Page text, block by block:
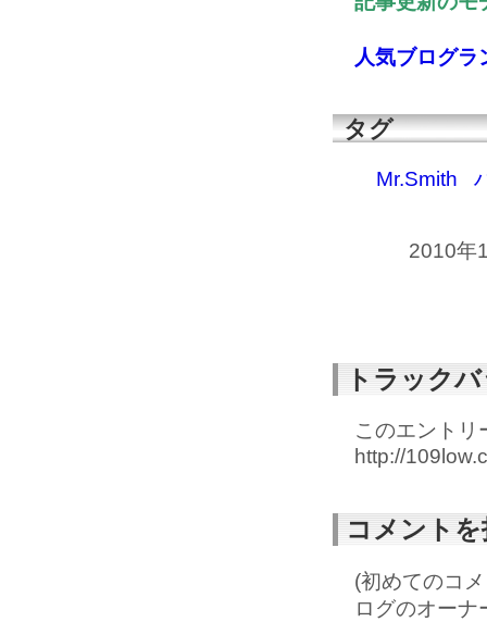
人気ブログラ
タグ
Mr.Smith
2010年
トラック
このエントリ
http://
コメント
(初めてのコ
ログのオー